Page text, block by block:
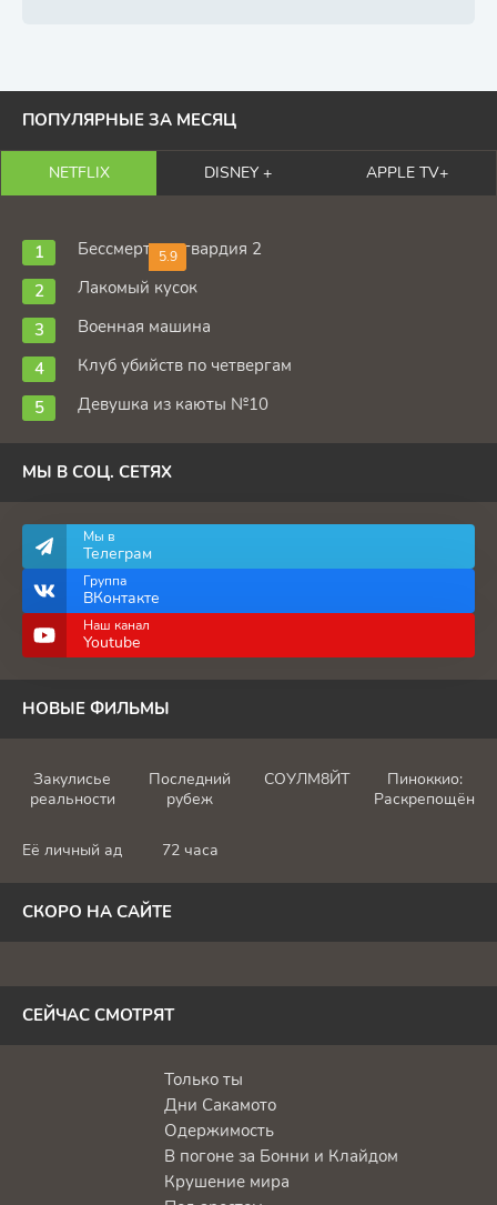
ПОПУЛЯРНЫЕ ЗА МЕСЯЦ
NETFLIX DISNEY + APPLE TV+
5.9
Бессмертная гвардия 2
Лакомый кусок
Военная машина
Клуб убийств по четвергам
Девушка из каюты №10
МЫ В СОЦ. СЕТЯХ
Мы в
Телеграм
Группа
ВКонтакте
Наш канал
Youtube
НОВЫЕ ФИЛЬМЫ
Закулисье
реальности
Последний
рубеж
СОУЛМ8ЙТ
Пиноккио:
Её личный ад 72 часа
СКОРО НА САЙТЕ
СЕЙЧАС СМОТРЯТ
Только ты
Дни Сакамото
Одержимость
В погоне за Бонни и Клайдом
Крушение мира